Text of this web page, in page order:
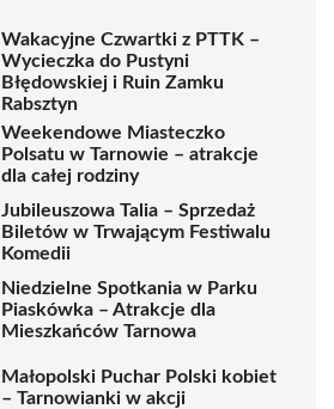
Wakacyjne Czwartki z PTTK –
Wycieczka do Pustyni
Błędowskiej i Ruin Zamku
Rabsztyn
Weekendowe Miasteczko
Polsatu w Tarnowie – atrakcje
dla całej rodziny
Jubileuszowa Talia – Sprzedaż
Biletów w Trwającym Festiwalu
Komedii
Niedzielne Spotkania w Parku
Piaskówka – Atrakcje dla
Mieszkańców Tarnowa
Małopolski Puchar Polski kobiet
– Tarnowianki w akcji